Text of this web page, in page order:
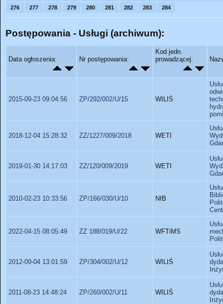
276
277 278 279 280 281 282 283 284
Postępowania - Usługi (archiwum):
Data ogłoszenia: Nr postępowania:
Kod jedn.
prowadzącej:
2015-09-23 09:04:56 ZP/292/002/U/15 WILIŚ
2018-12-04 15:28:32 ZZ/1227/009/2018 WETI
2019-01-30 14:17:03 ZZ/120/009/2019 WETI
2010-02-23 10:33:56 ZP/166/030/U/10 NIB
2022-04-15 08:05:49 ZZ 188/019/U/22 WFTiMS
2012-09-04 13:01:59 ZP/304/002/U/12 WILIŚ
2011-08-23 14:48:24 ZP/260/002/U/11 WILIŚ